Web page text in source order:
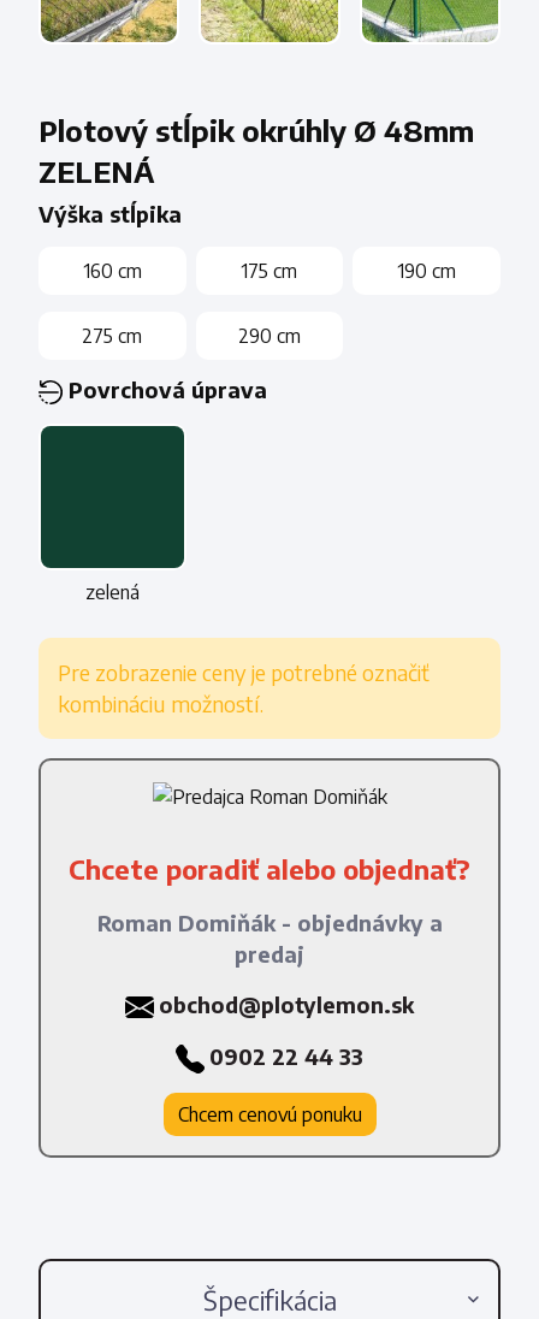
Plotový stĺpik okrúhly Ø 48mm
ZELENÁ
Výška stĺpika
160 cm 175 cm 190 cm
275 cm 290 cm
Povrchová úprava
zelená
Pre zobrazenie ceny je potrebné označiť
kombináciu možností.
Chcete poradiť alebo objednať?
Roman Domiňák - objednávky a
predaj
obchod@plotylemon.sk
0902 22 44 33
Chcem cenovú ponuku
Špecifikácia